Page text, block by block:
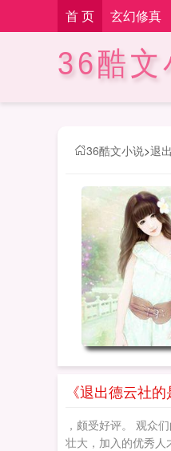
首 页 玄幻修真
36酷文
36酷文小说>退
《退出德云社
，颇受好评。 观众
壮大，加入的优秀